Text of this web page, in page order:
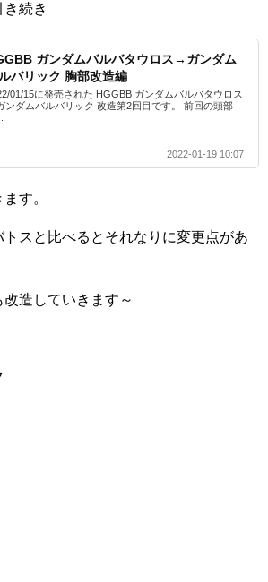
続き
ガンダムバルバタウロス→ガンダム
バリック 胸部改造編
01/15に発売された HGGBB ガンダムバルバタウロス
ンダムバルバリック 改造第2回目です。 前回の頭部
2022-01-19 10:07
す。
スと比べるとそれなりに変更点があ
造していきます～